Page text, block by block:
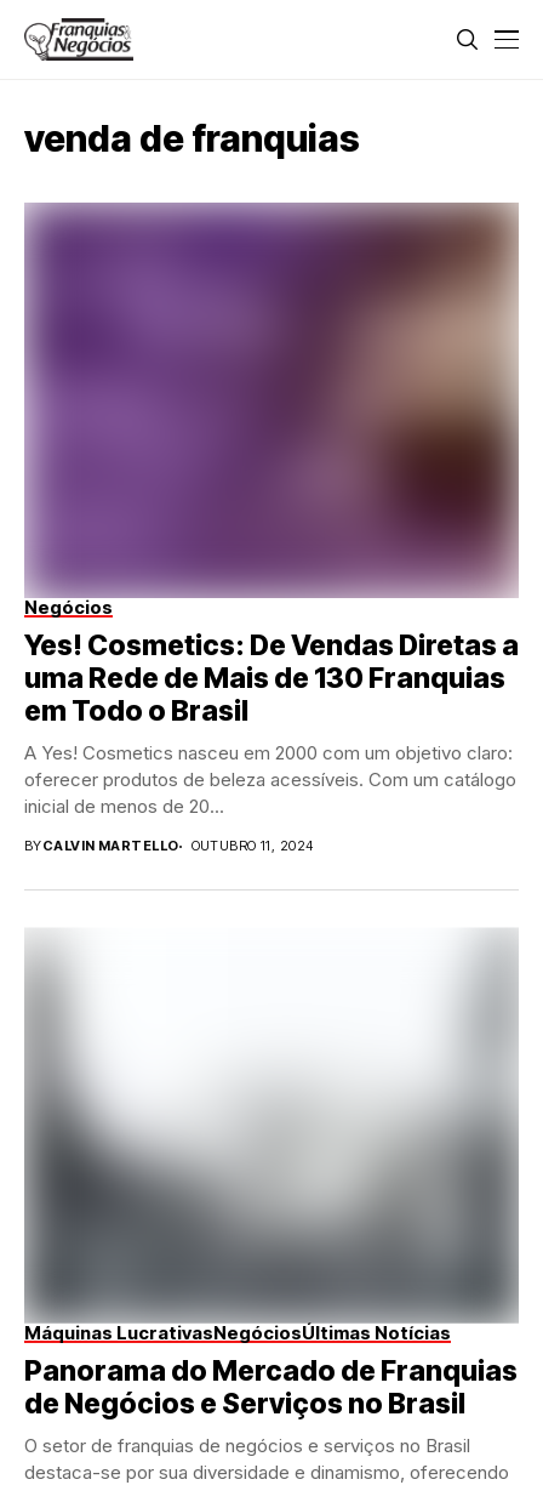
venda de franquias
Negócios
Yes! Cosmetics: De Vendas Diretas a
uma Rede de Mais de 130 Franquias
em Todo o Brasil
A Yes! Cosmetics nasceu em 2000 com um objetivo claro:
oferecer produtos de beleza acessíveis. Com um catálogo
inicial de menos de 20...
BYCALVIN MARTELLO OUTUBRO 11, 2024
Máquinas LucrativasNegóciosÚltimas Notícias
Panorama do Mercado de Franquias
de Negócios e Serviços no Brasil
O setor de franquias de negócios e serviços no Brasil
destaca-se por sua diversidade e dinamismo, oferecendo